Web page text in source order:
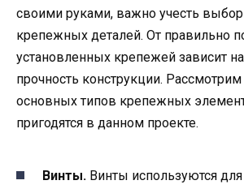
своими руками, важно учесть
крепежных деталей. От правильно
установленных крепежей зависит
прочность конструкции.
основных типов крепежных
пригодятся в данном проекте.
Винты. Винты используются